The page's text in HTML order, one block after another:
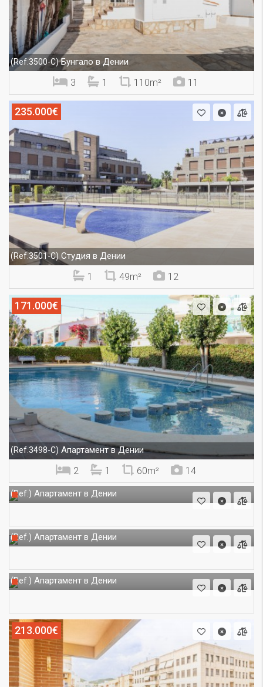
(Ref.3500-C)Бунгало в Дении
3 1 110m² 11
235.000€
(Ref.3501-C) Студия в Дении
1 49m² 12
171.000€
(Ref.3498-C) Апартамент в Дении
2 1 60m² 14
(Ref.) Апартамент в Дении
(Ref.) Апартамент в Дении
(Ref.) Апартамент в Дении
213.000€